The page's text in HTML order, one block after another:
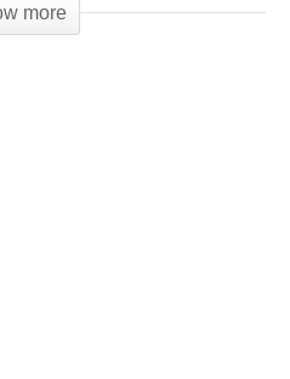
more